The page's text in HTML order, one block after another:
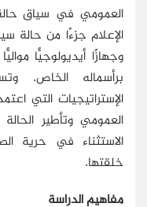
العمومي في سياق حالة
الإعلام جزءًا من حالة
وجهازًا أيديولوجيًّا
برأسماله الخاص.
الإستراتيجيات التي
العمومي وتأطير
الاستثناء في حرية
خلقتها.
مفاهيم الدراسة